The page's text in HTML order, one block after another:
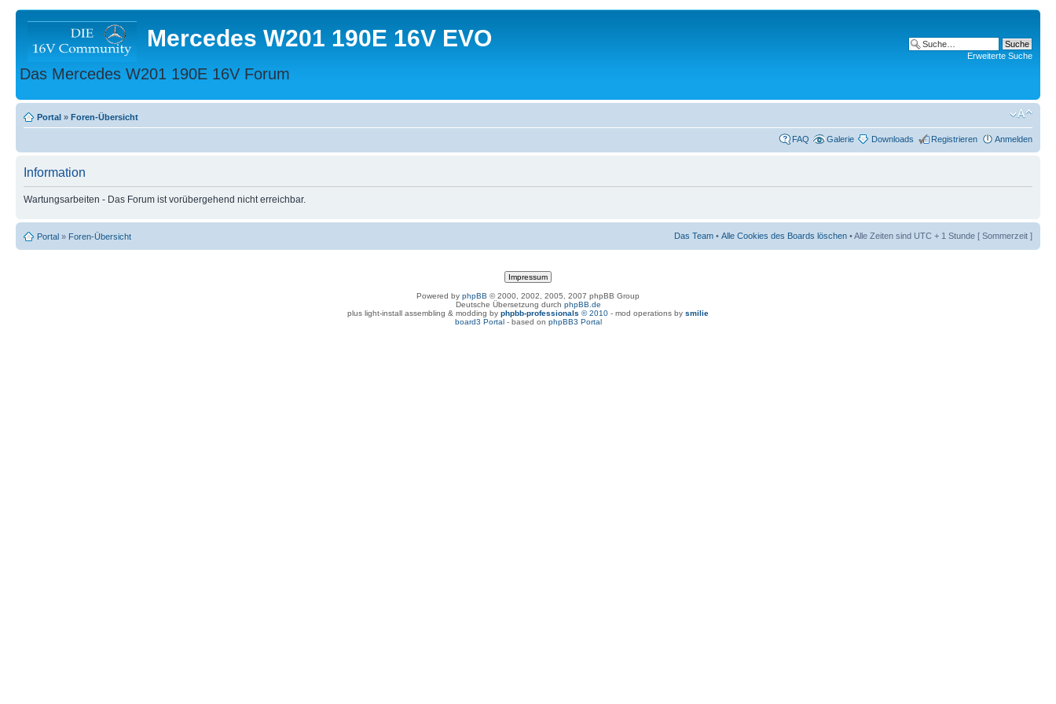
Mercedes W201 190E 16V EVO
Das Mercedes W201 190E 16V Forum
Erweiterte Suche
Portal » Foren-Übersicht
FAQ Galerie Downloads Registrieren Anmelden
Information
Wartungsarbeiten - Das Forum ist vorübergehend nicht erreichbar.
Portal » Foren-Übersicht Das Team • Alle Cookies des Boards löschen • Alle Zeiten sind UTC + 1 Stunde [ Sommerzeit ]
Powered by phpBB © 2000, 2002, 2005, 2007 phpBB Group
Deutsche Übersetzung durch phpBB.de
plus light-install assembling & modding by phpbb-professionals © 2010 - mod operations by smilie
board3 Portal- based on phpBB3 Portal